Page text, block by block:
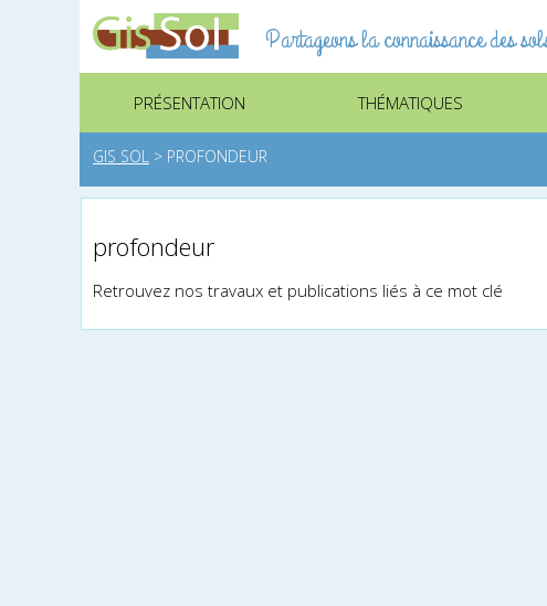
Partageons la connaissance des
PRÉSENTATION THÉMATIQUES
GIS SOL > PROFONDEUR
profondeur
Retrouvez nos travaux et publications liés à ce mot clé